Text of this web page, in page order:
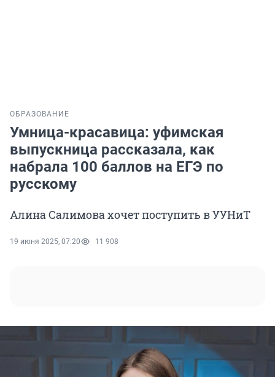
ОБРАЗОВАНИЕ
Умница-красавица: уфимская
выпускница рассказала, как
набрала 100 баллов на ЕГЭ по
русскому
Алина Салимова хочет поступить в УУНиТ
19 июня 2025, 07:20 11 908